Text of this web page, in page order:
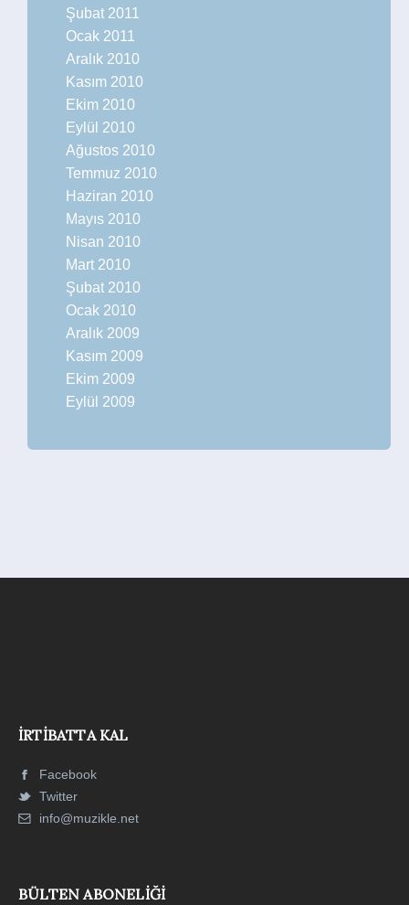
Şubat 2011
Ocak 2011
Aralık 2010
Kasım 2010
Ekim 2010
Eylül 2010
Ağustos 2010
Temmuz 2010
Haziran 2010
Mayıs 2010
Nisan 2010
Mart 2010
Şubat 2010
Ocak 2010
Aralık 2009
Kasım 2009
Ekim 2009
Eylül 2009
İRTIBATTA KAL
Facebook
Twitter
info@muzikle.net
BÜLTEN ABONELIĞI